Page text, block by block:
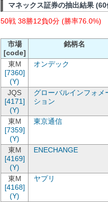
マネックス証券の抽出結果 (60
50戦 38勝12負0分 (勝率76.0%)
市場
[code]
銘柄名
東M
[7360]
(Y)
オンデック
JQS
[4171]
(Y)
グローバルインフォメ
ション
東M
[7359]
(Y)
東京通信
東M
[4169]
(Y)
ENECHANGE
東M
[4168]
(Y)
ヤプリ